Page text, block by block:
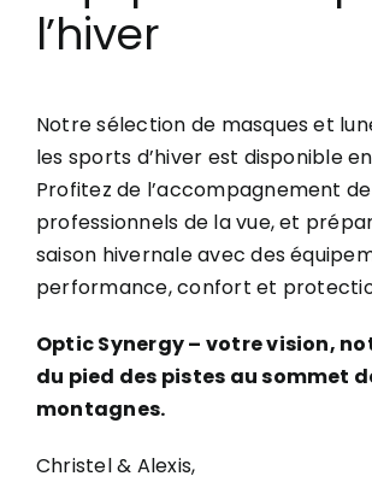
l’hiver
Notre sélection de masques et
les sports d’hiver est disponible
Profitez de l’accompagnement de
professionnels de la vue, et
saison hivernale avec des
performance, confort et
Optic Synergy – votre vision,
du pied des pistes au sommet
montagnes.
Christel & Alexis,